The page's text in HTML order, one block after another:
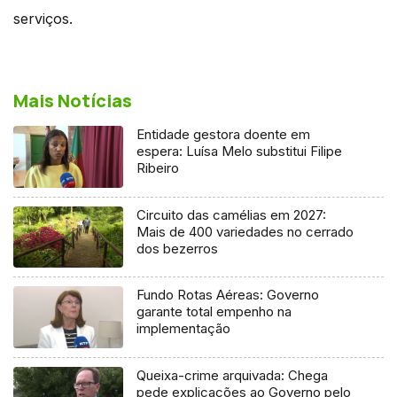
serviços.
Mais Notícias
Entidade gestora doente em
espera: Luísa Melo substitui Filipe
Ribeiro
Circuito das camélias em 2027:
Mais de 400 variedades no cerrado
dos bezerros
Fundo Rotas Aéreas: Governo
garante total empenho na
implementação
Queixa-crime arquivada: Chega
pede explicações ao Governo pelo